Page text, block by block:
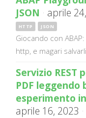
JSON · aprile
HTTP
JSON
Giocando con
http, e magari
Servizio
PDF leggendo
esperimento
aprile 16, 2023 ·